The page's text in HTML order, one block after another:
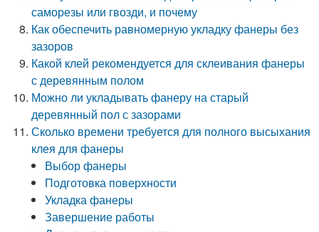
саморезы или гвозди, и почему
Как обеспечить равномерную укладку фанеры без
зазоров
Какой клей рекомендуется для склеивания фанеры
с деревянным полом
Можно ли укладывать фанеру на старый
деревянный пол с зазорами
Сколько времени требуется для полного высыхания
клея для фанеры
Выбор фанеры
Подготовка поверхности
Укладка фанеры
Завершение работы